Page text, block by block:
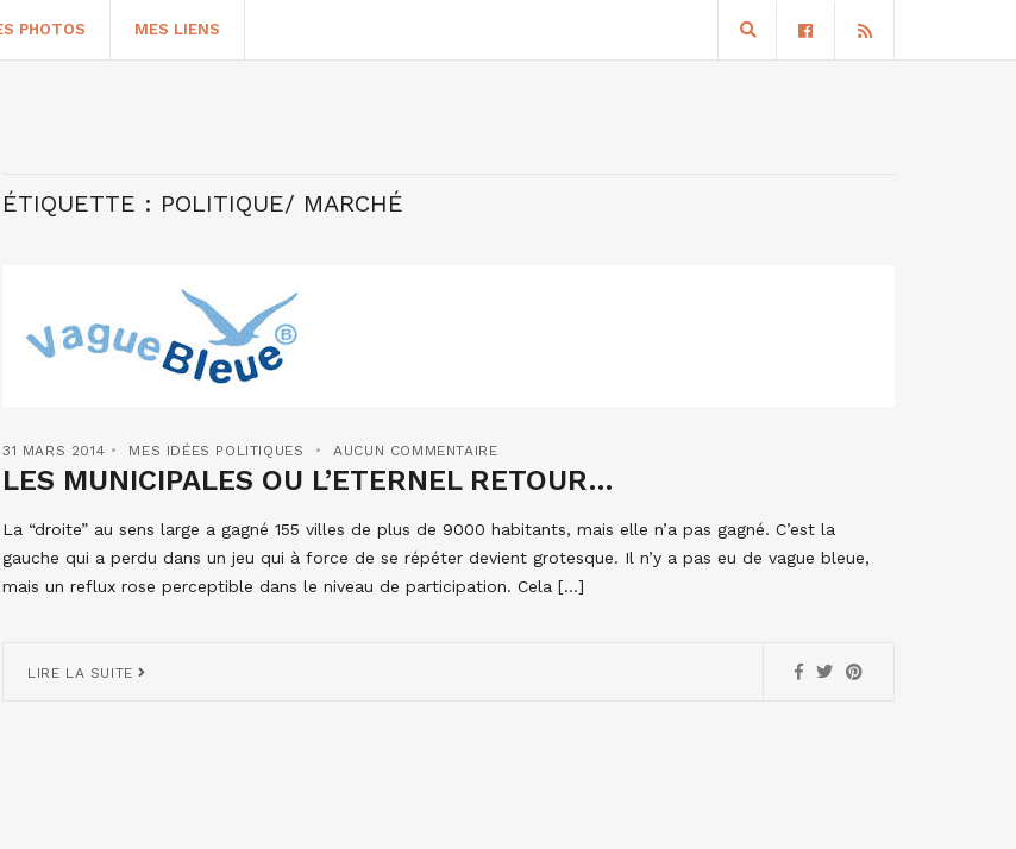
PHOTOS MES LIENS
ÉTIQUETTE : POLITIQUE/ MARCHÉ
31 MARS 2014 MES IDÉES POLITIQUES AUCUN COMMENTAIRE
LES MUNICIPALES OU L’ETERNEL RETOUR…
La “droite” au sens large a gagné 155 villes de plus de 9000 habitants, mais elle n’a pas gagné. C’est la
gauche qui a perdu dans un jeu qui à force de se répéter devient grotesque. Il n’y a pas eu de vague bleue,
mais un reflux rose perceptible dans le niveau de participation. Cela […]
LIRE LA SUITE